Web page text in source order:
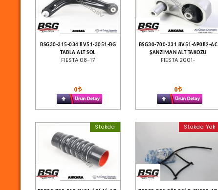
BSG30-315-034 8V51-3051-BG
TABLA ALT SOL
FIESTA 08-17
0
BSG30-700-331 8V51-6P082-AC
ŞANZIMAN ALT TAKOZU
FIESTA 2001-
0
Stokda Stokda Yok